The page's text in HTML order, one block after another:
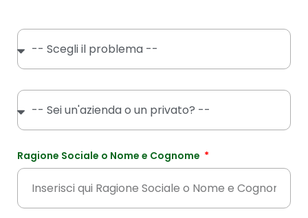
Ragione Sociale o Nome e Cognome